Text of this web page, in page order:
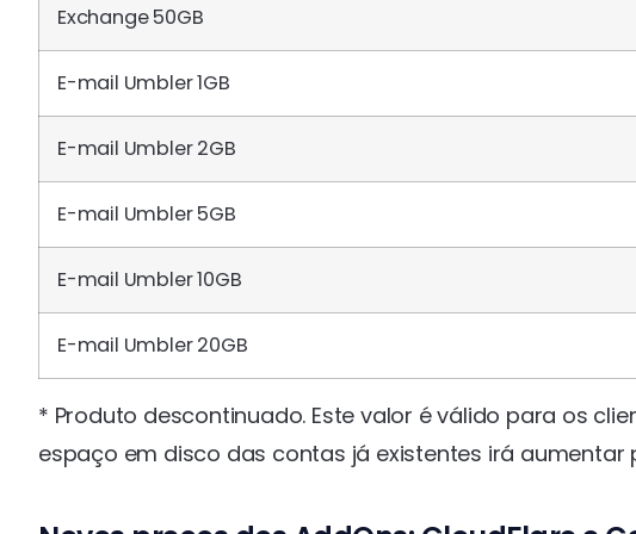
Exchange 50GB
E-mail Umbler 1GB
E-mail Umbler 2GB
E-mail Umbler 5GB
E-mail Umbler 10GB
E-mail Umbler 20GB
* Produto descontinuado. Este valor é válido para os
espaço em disco das contas já existentes irá aumentar